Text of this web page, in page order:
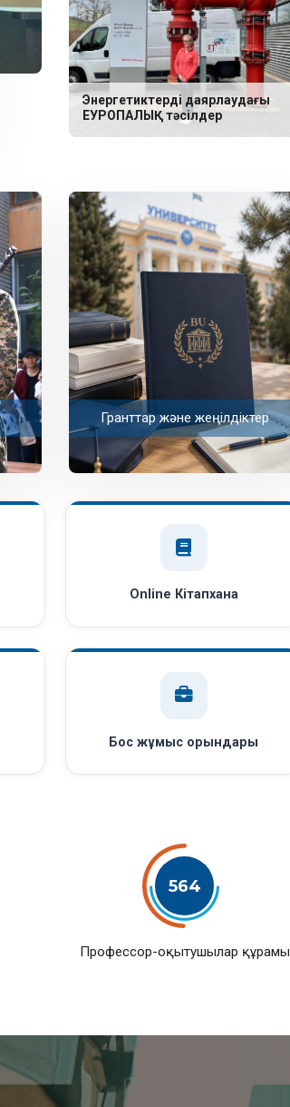
Энергетиктерді даярлаудағы
ЕУРОПАЛЫҚ тәсілдер
Гранттар және жеңілдіктер
Online Кітапхана
Бос жұмыс орындары
564
Профессор-оқытушылар құрамы